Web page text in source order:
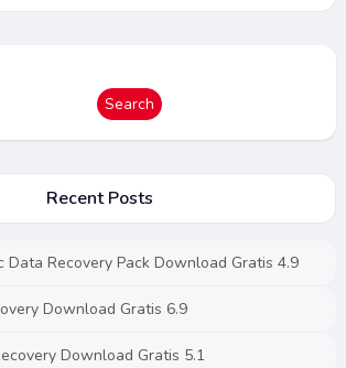
Search
Recent Posts
Data Recovery Pack Download Gratis 4.9
Download Gratis 6.9
Download Gratis 5.1